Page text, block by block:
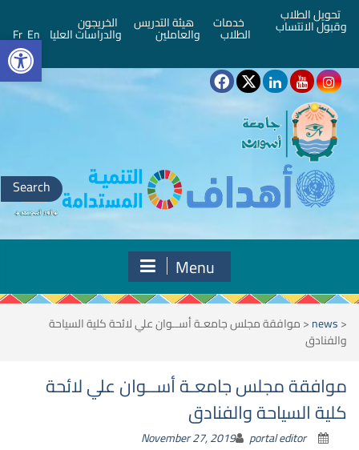
تحويل الطلاب
وقبول الانتساب خدمات
الطلاب
هيئة التدريس
والعاملين
الخريجون
والدراسات العليا En
Fr
Search
for:
Menu
<
news
<موافقة مجلس جامعـة أســوان علي لائحة كلية السياحة
والفنادق
موافقة مجلس جامعـة أســوان علي لائحة
كلية السياحة والفنادق
November 27, 2019 portal editor